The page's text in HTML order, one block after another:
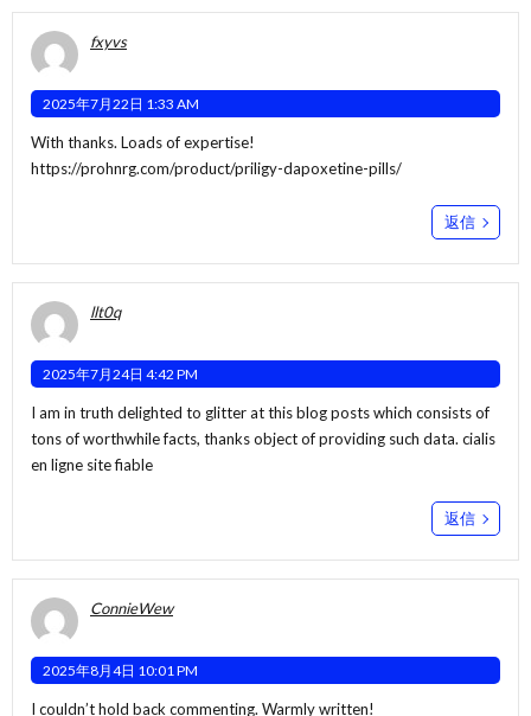
fxyvs
2025年7月22日 1:33 AM
With thanks. Loads of expertise!
https://prohnrg.com/product/priligy-dapoxetine-pills/
返信
llt0q
2025年7月24日 4:42 PM
I am in truth delighted to glitter at this blog posts which consists of
tons of worthwhile facts, thanks object of providing such data. cialis
en ligne site fiable
返信
ConnieWew
2025年8月4日 10:01 PM
I couldn’t hold back commenting. Warmly written!